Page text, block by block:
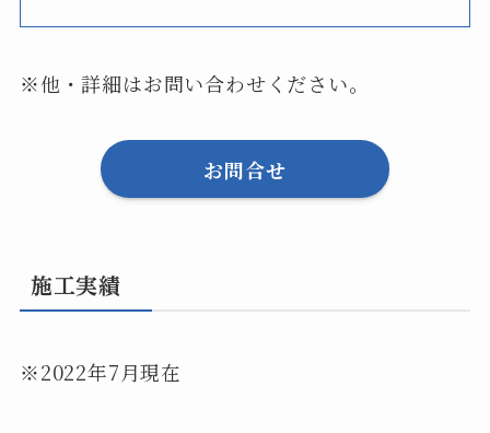
※他・詳細はお問い合わせください。
お問合せ
施工実績
※2022年7月現在